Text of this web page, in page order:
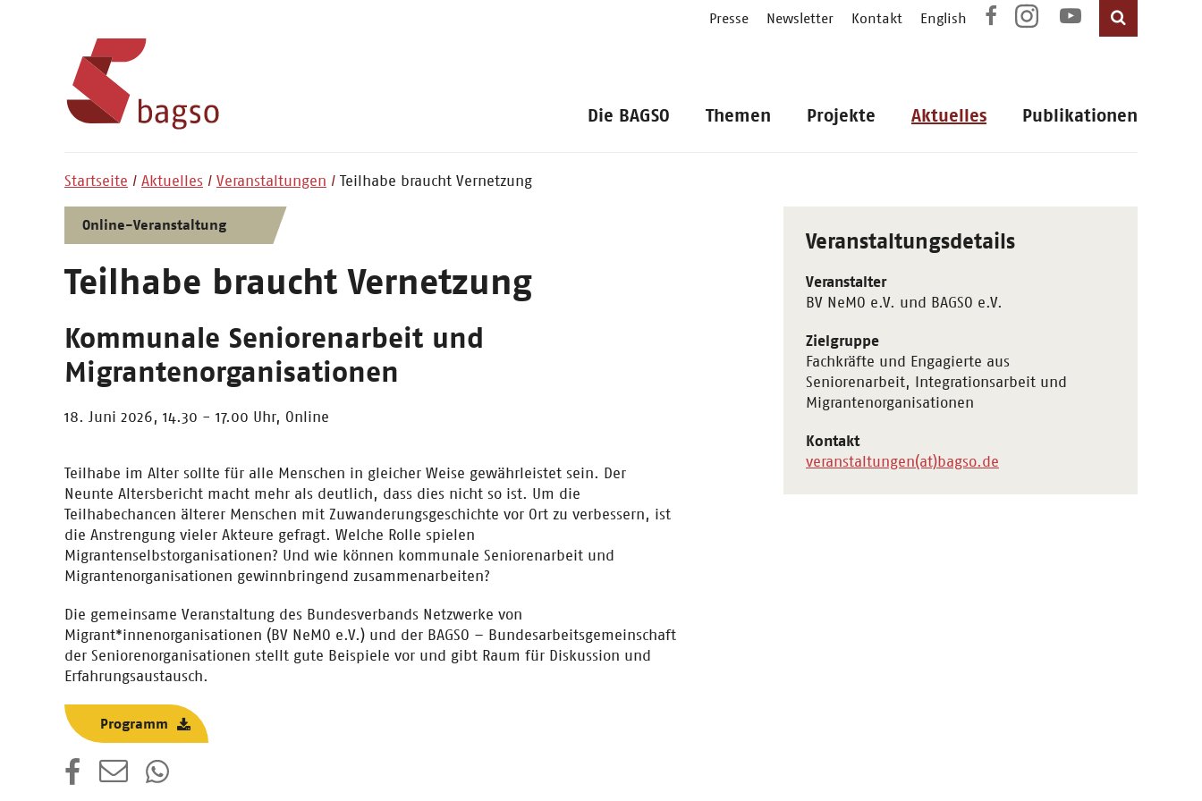
Presse Newsletter Kontakt English
Die BAGSO Themen Projekte Aktuelles Publikationen
Startseite Aktuelles Veranstaltungen Teilhabe braucht Vernetzung
Online-Veranstaltung
Teilhabe braucht Vernetzung
Kommunale Seniorenarbeit und
Migrantenorganisationen
18. Juni 2026, 14.30 - 17.00 Uhr, Online
Teilhabe im Alter sollte für alle Menschen in gleicher Weise gewährleistet sein. Der
Neunte Altersbericht macht mehr als deutlich, dass dies nicht so ist. Um die
Teilhabechancen älterer Menschen mit Zuwanderungsgeschichte vor Ort zu verbessern, ist
die Anstrengung vieler Akteure gefragt. Welche Rolle spielen
Migrantenselbstorganisationen? Und wie können kommunale Seniorenarbeit und
Migrantenorganisationen gewinnbringend zusammenarbeiten?
Die gemeinsame Veranstaltung des Bundesverbands Netzwerke von
Migrant*innenorganisationen (BV NeMO e.V.) und der BAGSO – Bundesarbeitsgemeinschaft
der Seniorenorganisationen stellt gute Beispiele vor und gibt Raum für Diskussion und
Erfahrungsaustausch.
Programm
Veranstaltungsdetails
Veranstalter
BV NeMO e.V. und BAGSO e.V.
Zielgruppe
Fachkräfte und Engagierte aus
Seniorenarbeit, Integrationsarbeit und
Migrantenorganisationen
Kontakt
veranstaltungen(at)bagso.de